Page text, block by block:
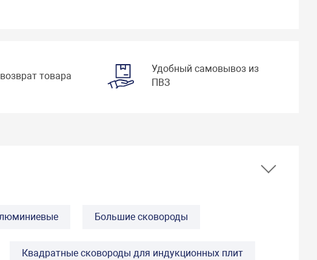
товара
Удобный самовывоз из
ПВЗ
Большие сковороды
Квадратные сковороды для индукционных плит